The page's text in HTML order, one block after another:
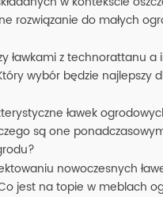
rozwiązanie do małych
ławkami z technorattanu a
wybór będzie najlepszy
ławek
są one
nowoczesnych
jest na topie w meblach